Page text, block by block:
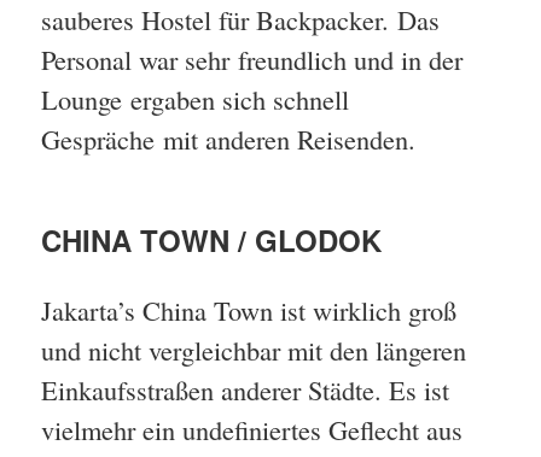
sauberes Hostel für Backpacker. Das
Personal war sehr freundlich und in der
Lounge ergaben sich schnell
Gespräche mit anderen Reisenden.
CHINA TOWN / GLODOK
Jakarta’s China Town ist wirklich groß
und nicht vergleichbar mit den längeren
Einkaufsstraßen anderer Städte. Es ist
vielmehr ein undefiniertes Geflecht aus